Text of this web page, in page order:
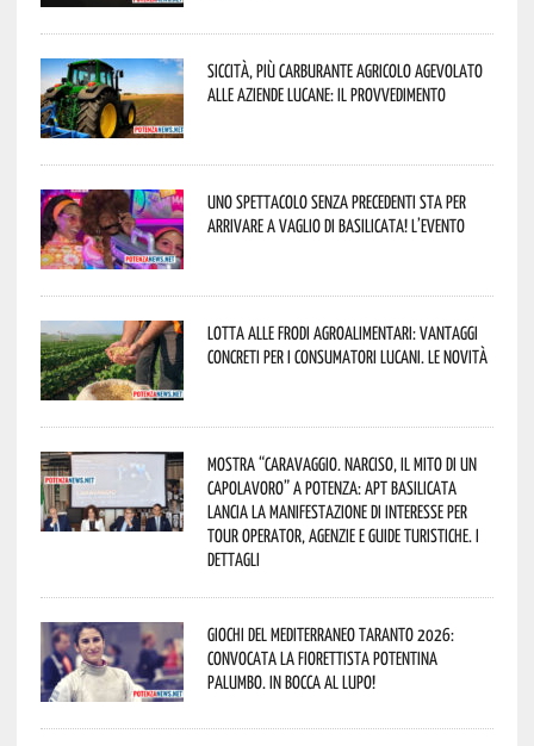
Siccità, più carburante agricolo agevolato
alle aziende lucane: il provvedimento
Uno spettacolo senza precedenti sta per
arrivare a Vaglio di Basilicata! L’evento
Lotta alle frodi agroalimentari: vantaggi
concreti per i consumatori lucani. Le novità
Mostra “Caravaggio. Narciso, il mito di un
capolavoro” a Potenza: APT Basilicata
lancia la manifestazione di interesse per
Tour Operator, Agenzie e Guide Turistiche. I
dettagli
Giochi del Mediterraneo Taranto 2026:
convocata la fiorettista potentina
Palumbo. In bocca al lupo!